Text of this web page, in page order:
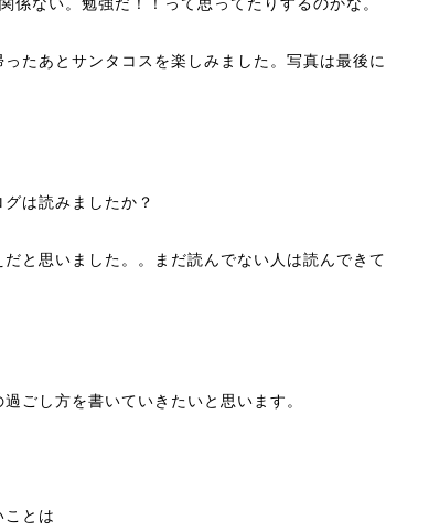
たあとサンタコスを楽しみました。写真は最後に
は読みましたか？
だと思いました。。まだ読んでない人は読んできて
ごし方を書いていきたいと思います。
ことは